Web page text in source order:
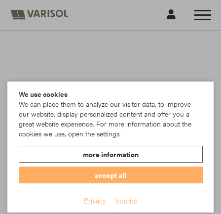
We use cookies
We can place them to analyze our visitor data, to improve
our website, display personalized content and offer you a
great website experience. For more information about the
cookies we use, open the settings.
more information
accept all
Privacy Imprint